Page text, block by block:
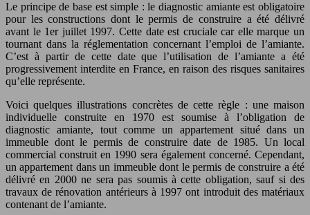
Le principe de base est simple : le diagnostic amiante est obligatoire
pour les constructions dont le permis de construire a été délivré
avant le 1er juillet 1997. Cette date est cruciale car elle marque un
tournant dans la réglementation concernant l’emploi de l’amiante.
C’est à partir de cette date que l’utilisation de l’amiante a été
progressivement interdite en France, en raison des risques sanitaires
qu’elle représente.
Voici quelques illustrations concrètes de cette règle : une maison
individuelle construite en 1970 est soumise à l’obligation de
diagnostic amiante, tout comme un appartement situé dans un
immeuble dont le permis de construire date de 1985. Un local
commercial construit en 1990 sera également concerné. Cependant,
un appartement dans un immeuble dont le permis de construire a été
délivré en 2000 ne sera pas soumis à cette obligation, sauf si des
travaux de rénovation antérieurs à 1997 ont introduit des matériaux
contenant de l’amiante.